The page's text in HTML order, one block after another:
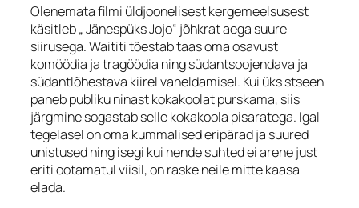
Olenemata filmi üldjoonelisest kergemeelsusest
käsitleb „ Jänespüks Jojo“ jõhkrat aega suure
siirusega. Waititi tõestab taas oma osavust
komöödia ja tragöödia ning südantsoojendava ja
südantlõhestava kiirel vaheldamisel. Kui üks stseen
paneb publiku ninast kokakoolat purskama, siis
järgmine sogastab selle kokakoola pisaratega. Igal
tegelasel on oma kummalised eripärad ja suured
unistused ning isegi kui nende suhted ei arene just
eriti ootamatul viisil, on raske neile mitte kaasa
elada.